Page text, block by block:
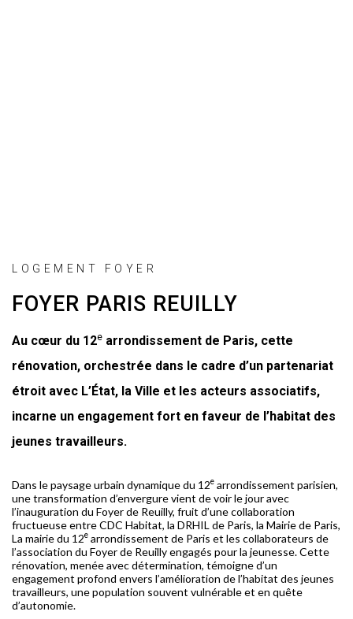
LOGEMENT FOYER
FOYER PARIS REUILLY
Au cœur du 12e arrondissement de Paris, cette
rénovation, orchestrée dans le cadre d’un partenariat
étroit avec L’État, la Ville et les acteurs associatifs,
incarne un engagement fort en faveur de l’habitat des
jeunes travailleurs.
Dans le paysage urbain dynamique du 12e arrondissement parisien,
une transformation d’envergure vient de voir le jour avec
l’inauguration du Foyer de Reuilly, fruit d’une collaboration
fructueuse entre CDC Habitat, la DRHIL de Paris, la Mairie de Paris,
La mairie du 12e arrondissement de Paris et les collaborateurs de
l’association du Foyer de Reuilly engagés pour la jeunesse. Cette
rénovation, menée avec détermination, témoigne d’un
engagement profond envers l’amélioration de l’habitat des jeunes
travailleurs, une population souvent vulnérable et en quête
d’autonomie.